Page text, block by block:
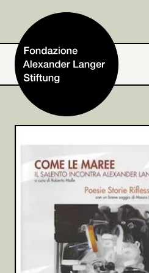
Fondazione
Attività e progetti
Alexander Langer